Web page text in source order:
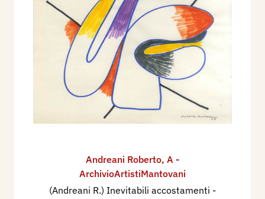
Andreani Roberto, A -
ArchivioArtistiMantovani
(Andreani R.) Inevitabili accostamenti -